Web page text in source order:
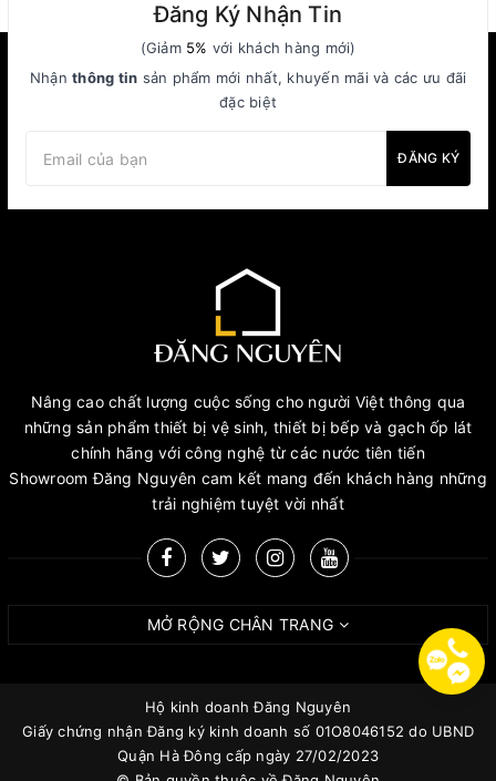
Đăng Ký Nhận Tin
(Giảm 5% với khách hàng mới)
Nhận thông tin sản phẩm mới nhất, khuyến mãi và các ưu đãi
đặc biệt
ĐĂNG KÝ
Nâng cao chất lượng cuộc sống cho người Việt thông qua
những sản phẩm thiết bị vệ sinh, thiết bị bếp và gạch ốp lát
chính hãng với công nghệ từ các nước tiên tiến
Showroom Đăng Nguyên cam kết mang đến khách hàng những
trải nghiệm tuyệt vời nhất
MỞ RỘNG CHÂN TRANG
Hộ kinh doanh Đăng Nguyên
Giấy chứng nhận Đăng ký kinh doanh số 01O8046152 do UBND
Quận Hà Đông cấp ngày 27/02/2023